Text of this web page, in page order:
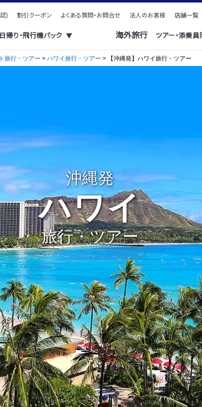
) 割引クーポン よくある質問・お問合せ 法人のお客様 店舗一覧
帰り・飛行機パック ▼ 海外旅行 ツアー・添乗
旅行・ツアー > ハワイ旅行・ツアー > 【沖縄発】ハワイ旅行・ツアー
沖縄発
ハワイ
旅行・ツアー